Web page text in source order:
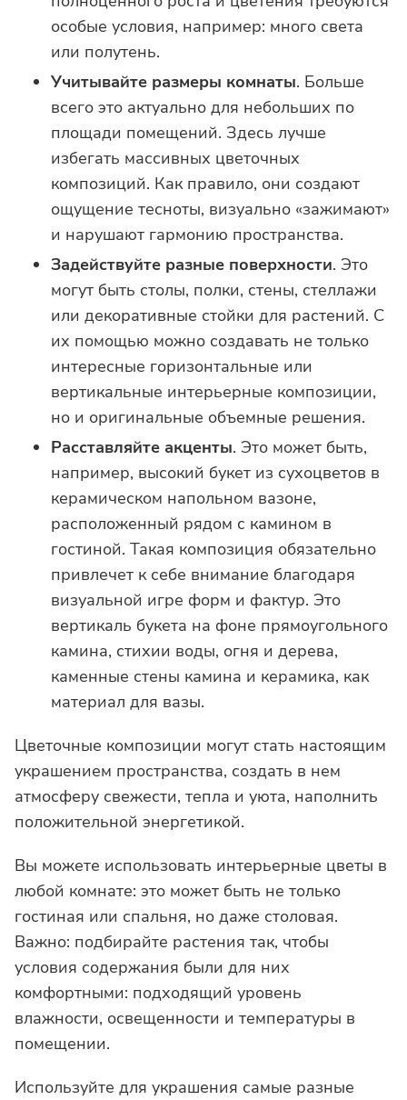
особые условия, например: много света
или полутень.
Учитывайте размеры комнаты. Больше
всего это актуально для небольших по
площади помещений. Здесь лучше
избегать массивных цветочных
композиций. Как правило, они создают
ощущение тесноты, визуально «зажимают»
и нарушают гармонию пространства.
Задействуйте разные поверхности. Это
могут быть столы, полки, стены, стеллажи
или декоративные стойки для растений. С
их помощью можно создавать не только
интересные горизонтальные или
вертикальные интерьерные композиции,
но и оригинальные объемные решения.
Расставляйте акценты. Это может быть,
например, высокий букет из сухоцветов в
керамическом напольном вазоне,
расположенный рядом с камином в
гостиной. Такая композиция обязательно
привлечет к себе внимание благодаря
визуальной игре форм и фактур. Это
вертикаль букета на фоне прямоугольного
камина, стихии воды, огня и дерева,
каменные стены камина и керамика, как
материал для вазы.
Цветочные композиции могут стать настоящим
украшением пространства, создать в нем
атмосферу свежести, тепла и уюта, наполнить
положительной энергетикой.
Вы можете использовать интерьерные цветы в
любой комнате: это может быть не только
гостиная или спальня, но даже столовая.
Важно: подбирайте растения так, чтобы
условия содержания были для них
комфортными: подходящий уровень
влажности, освещенности и температуры в
помещении.
Используйте для украшения самые разные